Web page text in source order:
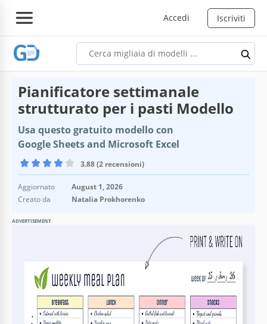
Accedi Iscriviti
Pianificatore settimanale
strutturato per i pasti Modello
Usa questo gratuito modello con
Google Sheets and Microsoft Excel
3.88 (2 recensioni)
Aggiornato
August 1, 2026
Creato da
Natalia Prokhorenko
ADVERTISEMENT